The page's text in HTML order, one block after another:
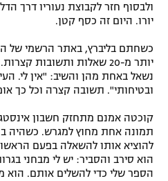
יורו. היום זה כסף קטן.
כשחתם בליברץ, באתר הרשמי של
יותר מ-20 שאלות ותשובות
נשאל באחת מהן והשיב: "אין לי.
ובטיחותי". תשובה קצרה וכל כך
קוכטה אמנם מתחזק חשבון
להוציא אותו להשאלה בפעם
הוא סירב והסביר: יש לי מבחני
הספר שלי כדי להשלים אותם. הוא